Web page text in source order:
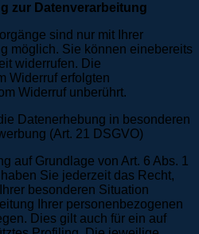
zur Datenverarbeitung
sind nur mit Ihrer
möglich. Sie können einebereits
widerrufen. Die
Widerruf erfolgten
Widerruf unberührt.
Datenerhebung in besonderen
(Art. 21 DSGVO)
auf Grundlage von Art. 6 Abs. 1
Sie jederzeit das Recht,
besonderen Situation
Ihrer personenbezogenen
Dies gilt auch für ein auf